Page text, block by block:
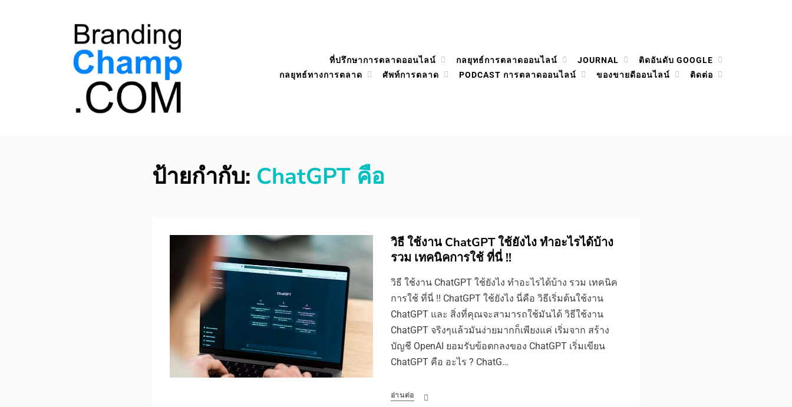
ที่ปรึกษาการตลาดออนไลน์ กลยุทธ์การตลาดออนไลน์ JOURNAL
ติดอันดับ GOOGLE
กลยุทธ์ทางการตลาด
ศัพท์การตลาด PODCAST การตลาดออนไลน์ ของขายดีออนไลน์ ติดต่อ
ป้ายกำกับ: ChatGPT คือ
วิธี ใช้งาน ChatGPT ใช้ยังไง ทำอะไรได้บ้าง
รวม เทคนิคการใช้ ที่นี่ !!
วิธี ใช้งาน ChatGPT ใช้ยังไง ทำอะไรได้บ้าง รวม เทคนิค
การใช้ ที่นี่ !! ChatGPT ใช้ยังไง นี่คือ วิธีเริ่มต้นใช้งาน
ChatGPT และ สิ่งที่คุณจะสามารถใช้มันได้ วิธีใช้งาน
ChatGPT จริงๆแล้วมันง่ายมากก็เพียงแค่ เริ่มจาก สร้าง
บัญชี OpenAI ยอมรับข้อตกลงของ ChatGPT เริ่มเขียน
ChatGPT คือ อะไร ? ChatG…
อ่านต่อ